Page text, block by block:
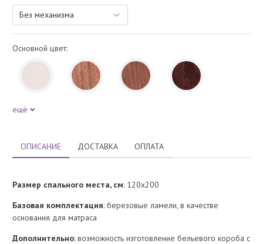
Основной цвет:
ещё
ОПИСАНИЕ ДОСТАВКА ОПЛАТА
Размер спального места, см: 120х200
Базовая комплектация: березовые ламели, в качестве
основания для матраса
Дополнительно: возможность изготовление бельевого короба с